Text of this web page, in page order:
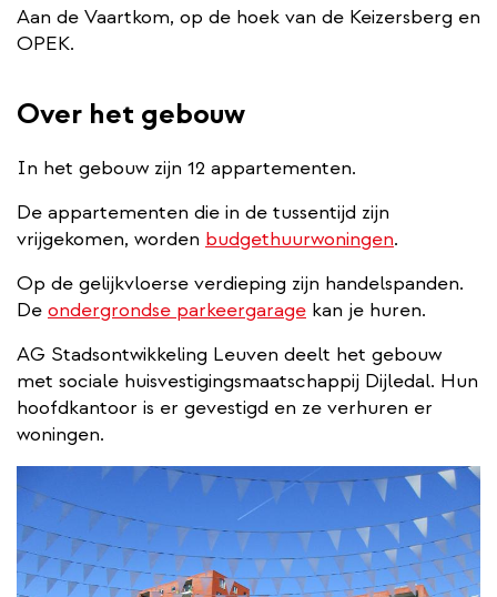
Aan de Vaartkom, op de hoek van de Keizersberg en
OPEK.
Over het gebouw
In het gebouw zijn 12 appartementen.
De appartementen die in de tussentijd zijn
vrijgekomen, worden budgethuurwoningen.
Op de gelijkvloerse verdieping zijn handelspanden.
De ondergrondse parkeergarage kan je huren.
AG Stadsontwikkeling Leuven deelt het gebouw
met sociale huisvestigingsmaatschappij Dijledal. Hun
hoofdkantoor is er gevestigd en ze verhuren er
woningen.